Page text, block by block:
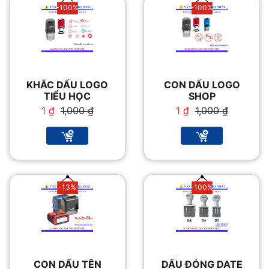
-100%
KHẮC DẤU LOGO
TIỂU HỌC
1,000₫
Giá
là:
1,000 ₫.
1 ₫
Giá
tại
là:
-100%
CON DẤU LOGO
SHOP
1,000₫
Giá
là:
1,000 ₫.
1 ₫
Giá
tại
là:
-13%
CON DẤU TÊN
-100%
DẤU ĐÓNG DATE